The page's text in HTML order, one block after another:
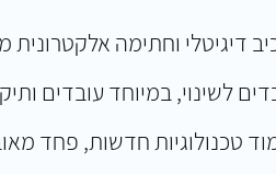
דיגיטלי וחתימה
לשינוי, במיוחד עובדים
טכנולוגיות חדשות, פחד